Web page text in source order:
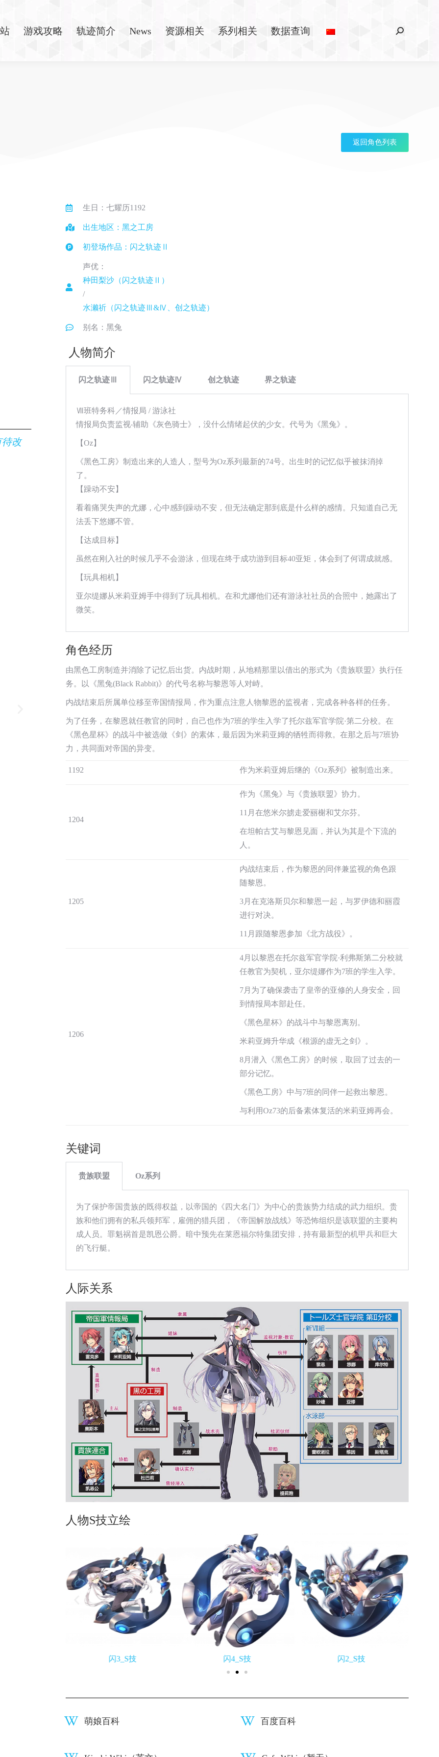
游戏攻略 轨迹简介 News 资源相关 系列相关 数据查询
返回角色列表
改
生日：七耀历1192
出生地区：黑之工房
初登场作品：闪之轨迹Ⅱ
声优：
种田梨沙（闪之轨迹Ⅱ）
/
水濑祈（闪之轨迹Ⅲ&Ⅳ、创之轨迹）
别名：黑兔
人物简介
闪之轨迹Ⅲ 闪之轨迹Ⅳ 创之轨迹 界之轨迹
Ⅶ班特务科／情报局 / 游泳社
情报局负责监视‧辅助《灰色骑士》，没什么情绪起伏的少女。代号为《黑兔》。
【Oz】
《黑色工房》制造出来的人造人，型号为Oz系列最新的74号。出生时的记忆似乎被抹消掉
了。
【躁动不安】
看着痛哭失声的尤娜，心中感到躁动不安，但无法确定那到底是什么样的感情。只知道自己无
法丢下悠娜不管。
【达成目标】
虽然在刚入社的时候几乎不会游泳，但现在终于成功游到目标40亚矩，体会到了何谓成就感。
【玩具相机】
亚尔缇娜从米莉亚姆手中得到了玩具相机。在和尤娜他们还有游泳社社员的合照中，她露出了
微笑。
角色经历
由黑色工房制造并消除了记忆后出货。内战时期，从地精那里以借出的形式为《贵族联盟》执行任
务。以《黑兔(Black Rabbit)》的代号名称与黎恩等人对峙。
内战结束后所属单位移至帝国情报局，作为重点注意人物黎恩的监视者，完成各种各样的任务。
为了任务，在黎恩就任教官的同时，自己也作为7班的学生入学了托尔兹军官学院·第二分校。在
《黑色星杯》的战斗中被选做《剑》的素体，最后因为米莉亚姆的牺牲而得救。在那之后与7班协
力，共同面对帝国的异变。
1192 作为米莉亚姆后继的《Oz系列》被制造出来。
1204
作为《黑兔》与《贵族联盟》协力。
11月在悠米尔掳走爱丽榭和艾尔芬。
在坦帕古艾与黎恩见面，并认为其是个下流的
人。
1205
内战结束后，作为黎恩的同伴兼监视的角色跟
随黎恩。
3月在克洛斯贝尔和黎恩一起，与罗伊德和丽霞
进行对决。
11月跟随黎恩参加《北方战役》。
1206
4月以黎恩在托尔兹军官学院·利弗斯第二分校就
任教官为契机，亚尔缇娜作为7班的学生入学。
7月为了确保袭击了皇帝的亚修的人身安全，回
到情报局本部赴任。
《黑色星杯》的战斗中与黎恩离别。
米莉亚姆升华成《根源的虚无之剑》。
8月潜入《黑色工房》的时候，取回了过去的一
部分记忆。
《黑色工房》中与7班的同伴一起救出黎恩。
与利用Oz73的后备素体复活的米莉亚姆再会。
关键词
贵族联盟 Oz系列
为了保护帝国贵族的既得权益，以帝国的《四大名门》为中心的贵族势力结成的武力组织。贵
族和他们拥有的私兵领邦军，雇佣的猎兵团，《帝国解放战线》等恐怖组织是该联盟的主要构
成人员。罪魁祸首是凯恩公爵。暗中预先在莱恩福尔特集团安排，持有最新型的机甲兵和巨大
的飞行艇。
人际关系
人物S技立绘
闪3_S技 闪4_S技 闪2_S技
萌娘百科 百度百科